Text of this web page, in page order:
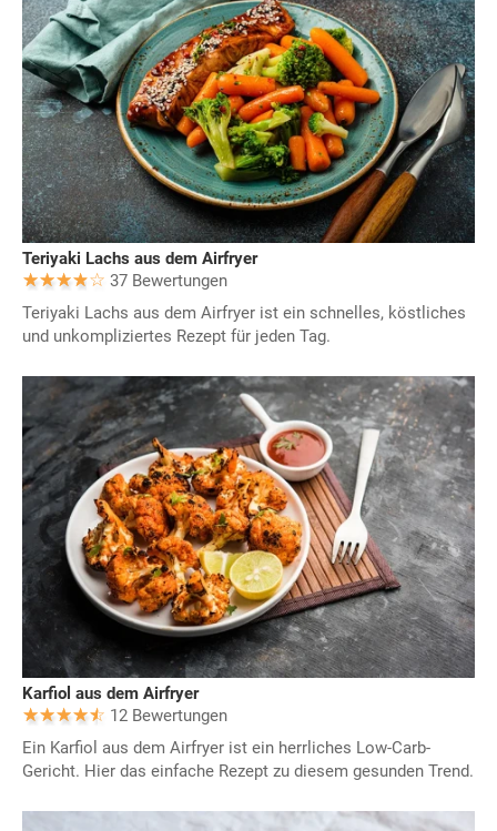
Teriyaki Lachs aus dem Airfryer
37 Bewertungen
Teriyaki Lachs aus dem Airfryer ist ein schnelles, köstliches
und unkompliziertes Rezept für jeden Tag.
Karfiol aus dem Airfryer
12 Bewertungen
Ein Karfiol aus dem Airfryer ist ein herrliches Low-Carb-
Gericht. Hier das einfache Rezept zu diesem gesunden Trend.